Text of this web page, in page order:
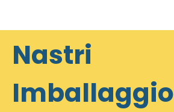
Nastri
Imballaggio